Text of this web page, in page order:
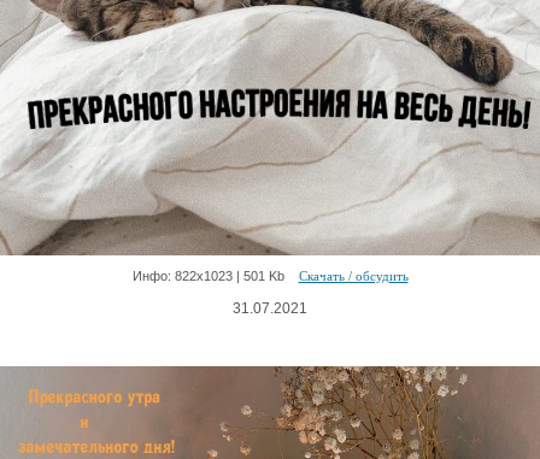
Инфо: 822х1023 | 501 Kb Скачать / обсудить
31.07.2021